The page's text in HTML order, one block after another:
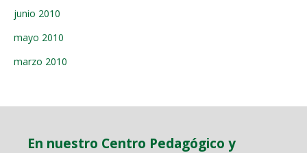
junio 2010
mayo 2010
marzo 2010
En nuestro Centro Pedagógico y